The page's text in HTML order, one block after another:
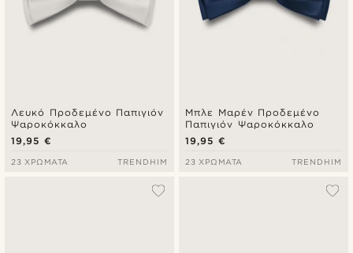
Λευκό Προδεμένο Παπιγιόν
Ψαροκόκκαλο
19,95 €
23 ΧΡΏΜΑΤΑ TRENDHIM
Μπλε Μαρέν Προδεμένο
Παπιγιόν Ψαροκόκκαλο
19,95 €
23 ΧΡΏΜΑΤΑ TRENDHIM